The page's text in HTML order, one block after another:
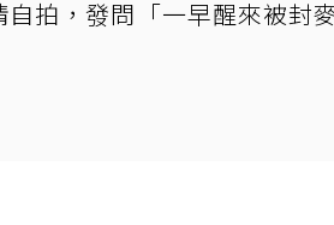
拍，發問「一早醒來被封